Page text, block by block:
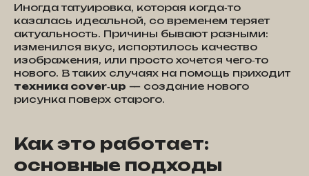
Иногда татуировка, которая когда‑то
казалась идеальной, со временем теряет
актуальность. Причины бывают разными:
изменился вкус, испортилось качество
изображения, или просто хочется чего‑то
нового. В таких случаях на помощь приходит
техника cover‑up — создание нового
рисунка поверх старого.
Как это работает:
основные подходы